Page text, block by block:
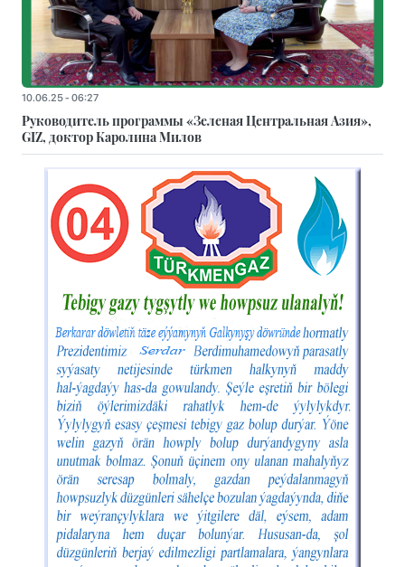
10.06.25 - 06:27
Руководитель программы «Зеленая Центральная Азия»,
GIZ, доктор Каролина Милов